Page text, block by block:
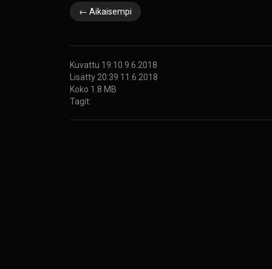
← Aikaisempi
Kuvattu 19:10 9.6.2018
Lisätty 20:39 11.6.2018
Koko 1.8 MB
Tagit: